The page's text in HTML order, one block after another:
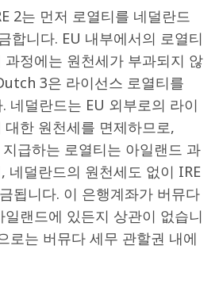
2는 먼저 로열티를 네덜란드
합니다. EU 내부에서의 로열티
정에는 원천세가 부과되지 않
3은 라이선스 로열티를
네덜란드는 EU 외부로의 라이
한 원천세를 면제하므로,
급하는 로열티는 아일랜드 과
네덜란드의 원천세도 없이 IRE
됩니다. 이 은행계좌가 버뮤다
랜드에 있든지 상관이 없습니
로는 버뮤다 세무 관할권 내에